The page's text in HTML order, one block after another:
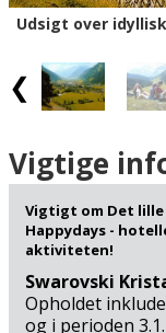
Rauris med godt
foden af Østrigs
kontinentets
Salzburgerland
jer i det hele taget
Østrigs største
til at tage
alpetinde
imponerende
Østrigs riviera ved
Udsigt over
Vigtige
Vigtigt om Det
Happydays -
aktiviteten!
Swarovski
Opholdet
og i perioden